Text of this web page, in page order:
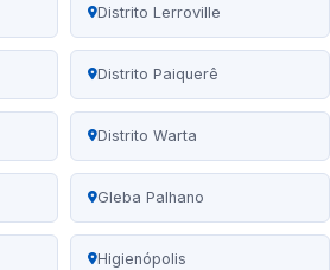
Distrito Lerroville
Distrito Paiquerê
Distrito Warta
Gleba Palhano
Higienópolis